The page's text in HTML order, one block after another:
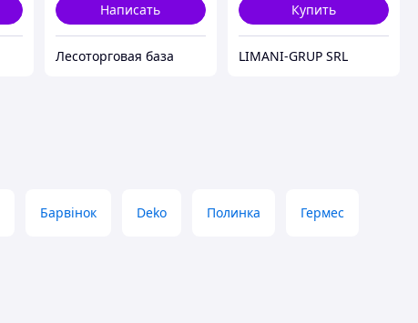
Написать
Лесоторговая база
Купить
LIMANI-GRUP SRL
Барвінок Deko Полинка Гермес